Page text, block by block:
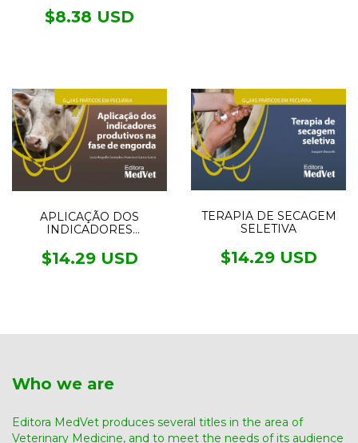
$8.38 USD
APLICAÇÃO DOS
INDICADORES
DE ENGORDA
$14.29 USD
TERAPIA DE SECAGEM
SELETIVA
$14.29 USD
Who we are
Editora MedVet produces several titles in the area of ​​
Veterinary Medicine, and to meet the needs of its audience